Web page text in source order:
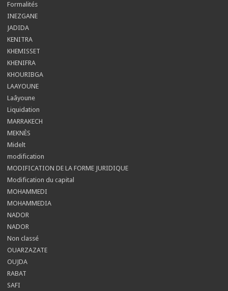
Formalités
INEZGANE
JADIDA
KENITRA
KHEMISSET
KHENIFRA
KHOURIBGA
LAAYOUNE
Laâyoune
Liquidation
MARRAKECH
MEKNÈS
Midelt
modification
MODIFICATION DE LA FORME JURIDIQUE
Modification du capital
MOHAMMEDI
MOHAMMEDIA
NADOR
NADOR
Non classé
OUARZAZATE
OUJDA
RABAT
SAFI